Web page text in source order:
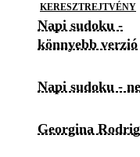
KERESZTREJTVÉNY
Napi sudoku -
könnyebb verzió
Napi sudoku -
Georgina